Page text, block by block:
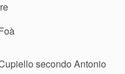
secondo Antonio